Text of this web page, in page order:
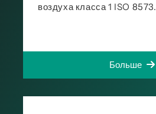
воздуха класса 1 ISO 8573.
Больше